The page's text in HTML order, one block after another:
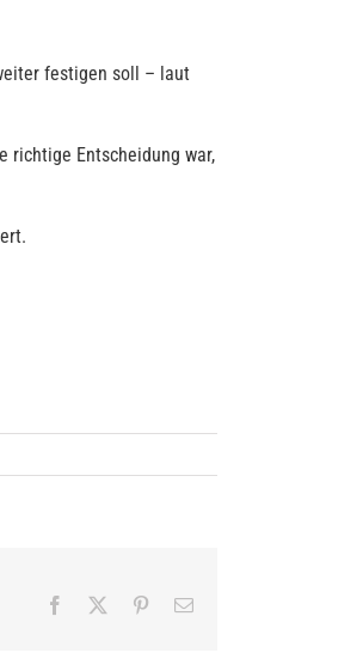
festigen soll – laut
richtige Entscheidung war,
Facebook Pinterest
E-